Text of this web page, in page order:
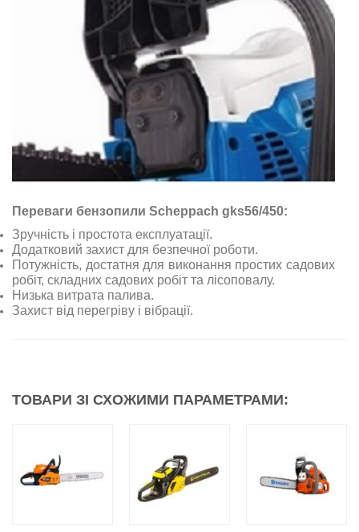
Переваги бензопили Scheppach gks56/450:
Зручність і простота експлуатації.
Додатковий захист для безпечної роботи.
Потужність, достатня для виконання простих садових
робіт, складних садових робіт та лісоповалу.
Низька витрата палива.
Захист від перегріву і вібрації.
ТОВАРИ ЗІ СХОЖИМИ ПАРАМЕТРАМИ: